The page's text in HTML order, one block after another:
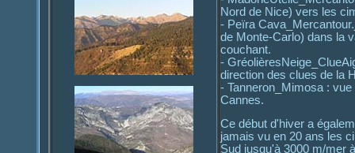
Nord de Nice) vers les
- Peïra
de Monte-Carlo) dans la
couchant.
-
direction des clues de la
- Tanneron_Mimosa :
Cannes.
Ce début d'hiver a
jamais vu en 20 ans les
Sud jusqu'à 3000 m/mer